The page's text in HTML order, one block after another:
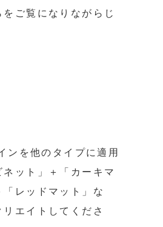
ご覧になりながらじ
ンを他のタイプに適用
ット」＋「カーキマ
レッドマット」な
エイトしてくださ